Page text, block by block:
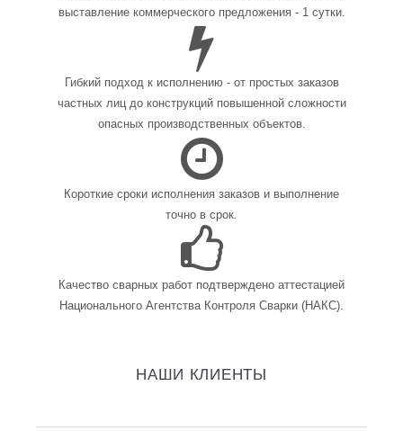
выставление коммерческого предложения - 1 сутки.
Гибкий подход к исполнению - от простых заказов
частных лиц до конструкций повышенной сложности
опасных производственных объектов.
Короткие сроки исполнения заказов и выполнение
точно в срок.
Качество сварных работ подтверждено аттестацией
Национального Агентства Контроля Сварки (НАКС).
НАШИ КЛИЕНТЫ